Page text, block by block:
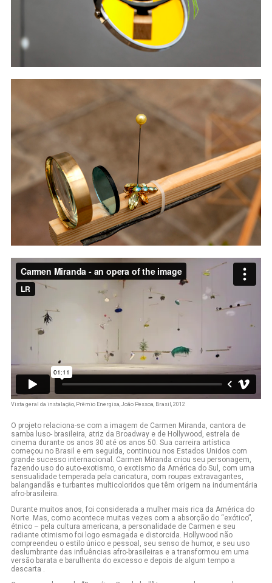
Vista geral da instalação, Prêmio Energisa, João Pessoa, Brasil, 2012
O projeto relaciona-se com a imagem de Carmen Miranda, cantora de
samba luso- brasileira, atriz da Broadway e de Hollywood, estrela de
cinema durante os anos 30 até os anos 50. Sua carreira artística
começou no Brasil e em seguida, continuou nos Estados Unidos com
grande sucesso internacional. Carmen Miranda criou seu personagem,
fazendo uso do auto-exotismo, o exotismo da América do Sul, com uma
sensualidade temperada pela caricatura, com roupas extravagantes,
balangandãs e turbantes multicoloridos que têm origem na indumentária
afro-brasileira.
Durante muitos anos, foi considerada a mulher mais rica da América do
Norte. Mas, como acontece muitas vezes com a absorção do “exótico”,
étnico – pela cultura americana, a personalidade de Carmen e seu
radiante otimismo foi logo esmagada e distorcida. Hollywood não
compreendeu o estilo único e pessoal, seu senso de humor, e seu uso
deslumbrante das influências afro-brasileiras e a transformou em uma
versão barata e barulhenta do excesso e depois de algum tempo a
descarta .